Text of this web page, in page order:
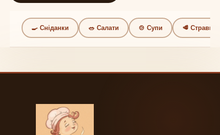
🍳 Сніданки 🥗 Салати 🍲 Супи 🥩 Страви